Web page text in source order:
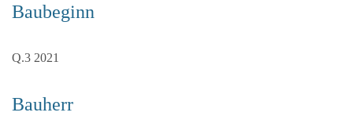
Baubeginn
Q.3 2021
Bauherr